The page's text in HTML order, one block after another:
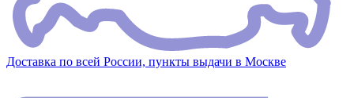
Доставка по всей России, пункты выдачи в Москве